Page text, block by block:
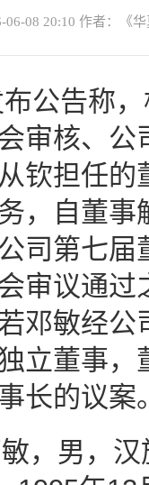
06-08 20:10 作者：《
公告称
审核、
钦担任
，自董
司第七
审议通
邓敏经
立董事
长的议案
，男，